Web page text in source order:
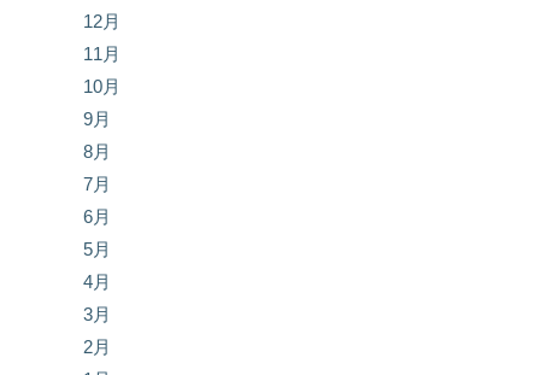
12月
11月
10月
9月
8月
7月
6月
5月
4月
3月
2月